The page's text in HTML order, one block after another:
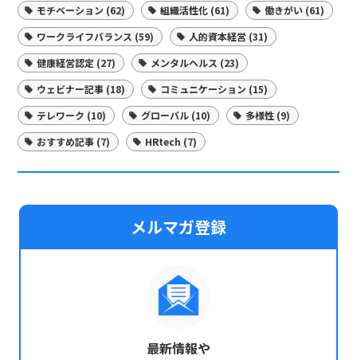
モチベーション (62)
組織活性化 (61)
働きがい (61)
ワークライフバランス (59)
人的資本経営 (31)
健康経営認定 (27)
メンタルヘルス (23)
ウェビナー記事 (18)
コミュニケーション (15)
テレワーク (10)
グローバル (10)
多様性 (9)
おすすめ記事 (7)
HRtech (7)
メルマガ登録
最新情報や